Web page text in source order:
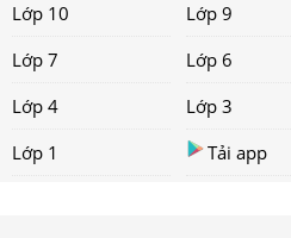
Lớp 10
Lớp 9
Lớp 7
Lớp 6
Lớp 4
Lớp 3
Lớp 1
Tải app